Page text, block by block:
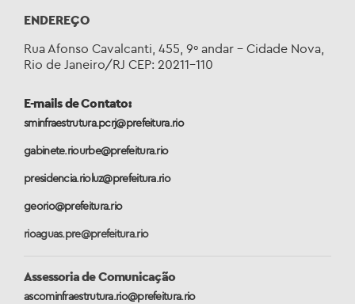
ENDEREÇO
Rua Afonso Cavalcanti, 455, 9º andar – Cidade Nova,
Rio de Janeiro/RJ CEP: 20211-110
E-mails de Contato:
sminfraestrutura.pcrj@prefeitura.rio
gabinete.riourbe@prefeitura.rio
presidencia.rioluz@prefeitura.rio
georio@prefeitura.rio
rioaguas.pre@prefeitura.rio
Assessoria de Comunicação
ascominfraestrutura.rio@prefeitura.rio